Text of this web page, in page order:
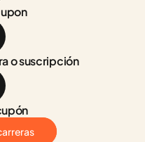
o suscripción